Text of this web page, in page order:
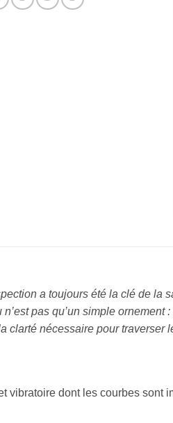
a toujours été la clé de la
n’est pas qu’un simple ornement
nécessaire pour traverser
vibratoire dont les courbes sont